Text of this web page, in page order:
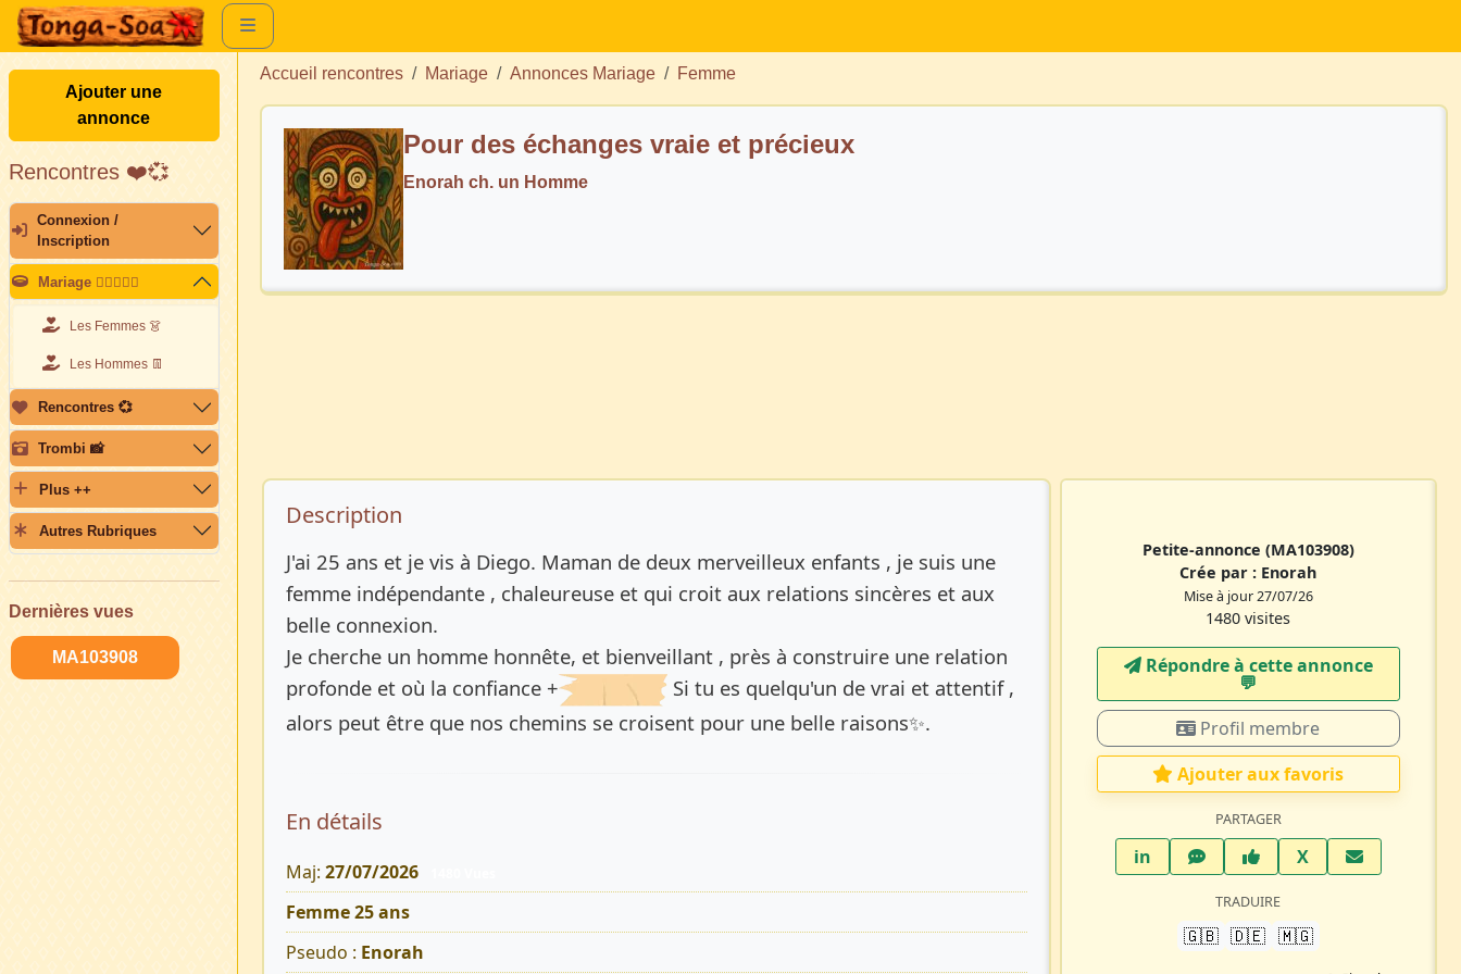
Ajouter une
annonce
Rencontres ❤️💞
Connexion /
Inscription
Mariage 👩🏽‍❤️‍👨🏽
Les Femmes 👗
Les Hommes 👖
Rencontres 💞
Trombi 📸
Plus ++
Autres Rubriques
Dernières vues
MA103908
Accueil rencontres Mariage Annonces Mariage Femme
Pour des échanges vraie et précieux
Enorah ch. un Homme
Description de l’annonce
Description
J'ai 25 ans et je vis à Diego. Maman de deux merveilleux enfants , je suis une
femme indépendante , chaleureuse et qui croit aux relations sincères et aux
belle connexion.
Je cherche un homme honnête, et bienveillant , près à construire une relation
profonde et où la confiance +
Si tu es quelqu'un de vrai et attentif ,
alors peut être que nos chemins se croisent pour une belle raisons✨.
En détails
Maj: 27/07/2026
Femme 25 ans
Pseudo : Enorah
Petite-annonce (MA103908)
Crée par : Enorah
Mise à jour 27/07/26
1480 visites
Répondre à cette annonce
💬​
Profil membre
Ajouter aux favoris
PARTAGER
inLinkedInWhatsAppFacebook
XTwitter X
TRADUIRE
🇬🇧 🇩🇪 🇲🇬